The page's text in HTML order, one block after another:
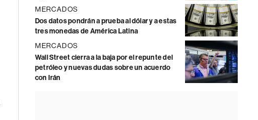
MERCADOS
Dos datos pondrán a prueba al dólar y a estas
tres monedas de América Latina
MERCADOS
Wall Street cierra a la baja por el repunte del
petróleo y nuevas dudas sobre un acuerdo
con Irán